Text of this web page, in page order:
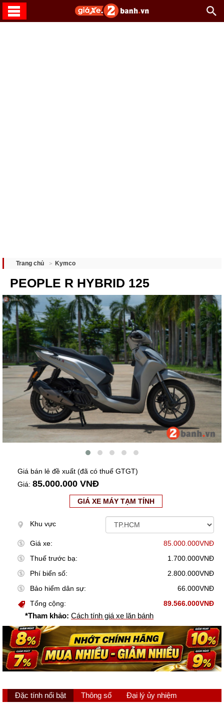
Trang chủ Kymco
PEOPLE R HYBRID 125
Giá bán lẻ đề xuất (đã có thuế GTGT)
Giá: 85.000.000 VNĐ
GIÁ XE MÁY TẠM TÍNH
Khu vực
Giá xe:
85.000.000VNĐ
Thuế trước bạ:
1.700.000VNĐ
Phí biển số:
2.800.000VNĐ
Bảo hiểm dân sự:
66.000VNĐ
Tổng cộng:
89.566.000VNĐ
*Tham khảo: Cách tính giá xe lăn bánh
Đặc tính nổi bật Thông số Đại lý ủy nhiệm